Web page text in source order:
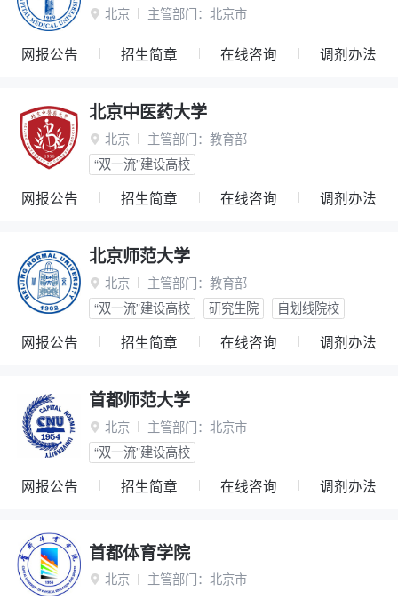
 北京 主管部门： 北京市
网报公告 招生简章 在线咨询 调剂办法
北京中医药大学
 北京 主管部门： 教育部
“双一流”建设高校
网报公告 招生简章 在线咨询 调剂办法
北京师范大学
 北京 主管部门： 教育部
“双一流”建设高校
研究生院 自划线院校
网报公告 招生简章 在线咨询 调剂办法
首都师范大学
 北京 主管部门： 北京市
“双一流”建设高校
网报公告 招生简章 在线咨询 调剂办法
首都体育学院
 北京 主管部门： 北京市